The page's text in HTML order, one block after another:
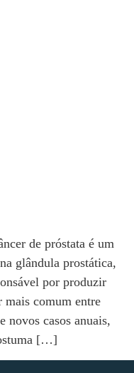
de próstata é um
glândula prostática,
por produzir
mais comum entre
novos casos anuais,
[…]